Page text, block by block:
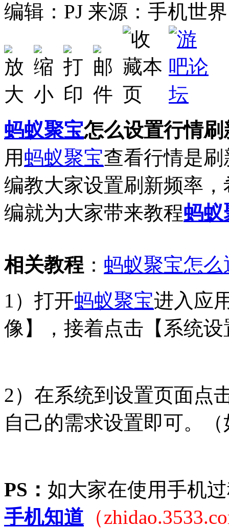
编辑：PJ 来源：手机世界
蚂蚁聚宝怎么设置行情
用蚂蚁聚宝查看行情是
编教大家设置刷新频率
编就为大家带来教程蚂蚁
相关教程 ： 蚂蚁聚宝怎
1）打开蚂蚁聚宝进入应
像】，接着点击【系统
2）在系统到设置页面点
自己的需求设置即可。
PS： 如大家在使用手机
手机知道 （